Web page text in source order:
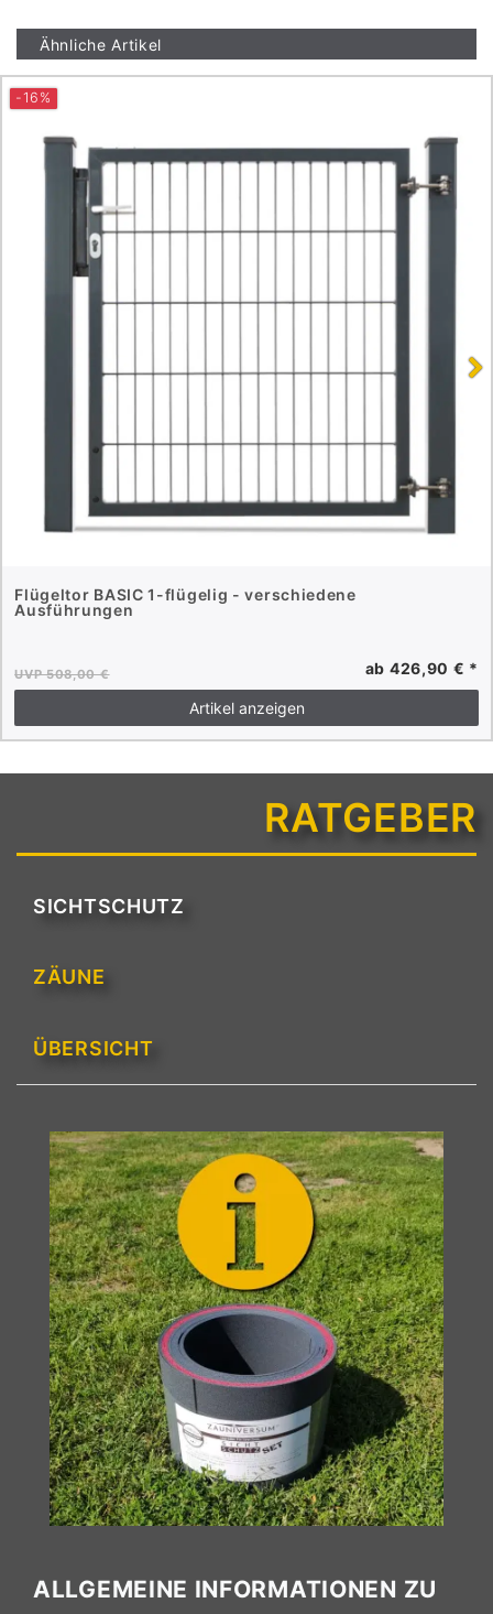
Ähnliche Artikel
-16%
Flügeltor BASIC 1-flügelig - verschiedene
Ausführungen
UVP 508,00 € ab 426,90 € *
Artikel anzeigen
RATGEBER
SICHTSCHUTZ
ZÄUNE
ÜBERSICHT
ALLGEMEINE INFORMATIONEN ZU